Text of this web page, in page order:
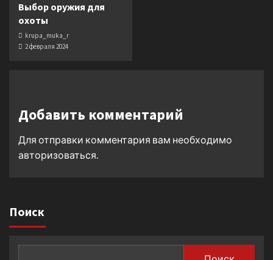
Выбор оружия для
охоты
krupa_muka_r
2 февраля 2024
Добавить комментарий
Для отправки комментария вам необходимо
авторизоваться.
Поиск